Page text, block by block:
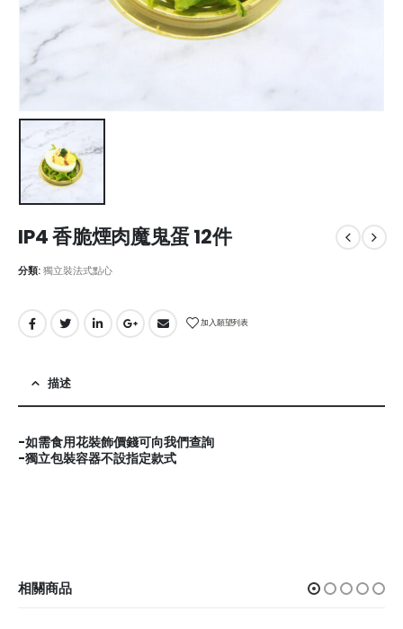
IP4 香脆煙肉魔鬼蛋 12件
分類:獨立裝法式點心
加入願望列表
描述
-如需食用花裝飾價錢可向我們查詢
-獨立包裝容器不設指定款式
相關商品